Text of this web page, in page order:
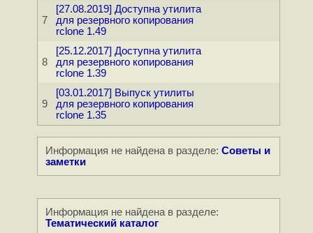
7
[27.08.2019] Доступна утилита
для резервного копирования
rclone 1.49
8
[25.12.2017] Доступна утилита
для резервного копирования
rclone 1.39
9
[03.01.2017] Выпуск утилиты
для резервного копирования
rclone 1.35
Информация не найдена в разделе: Советы и
заметки
Информация не найдена в разделе:
Тематический каталог